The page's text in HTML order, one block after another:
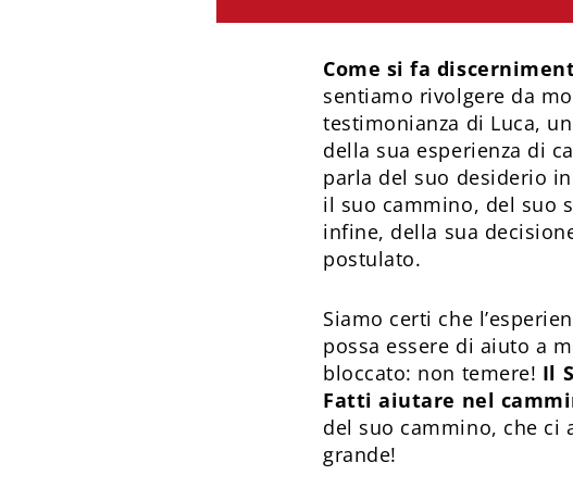
Come si fa
sentiamo rivolgere da
testimonianza di Luca,
della sua esperienza di
parla del suo desiderio
il suo cammino, del suo
infine, della sua
postulato.
Siamo certi che
possa essere di aiuto a
bloccato: non temere! Il
Fatti aiutare nel
del suo cammino, che ci
grande!